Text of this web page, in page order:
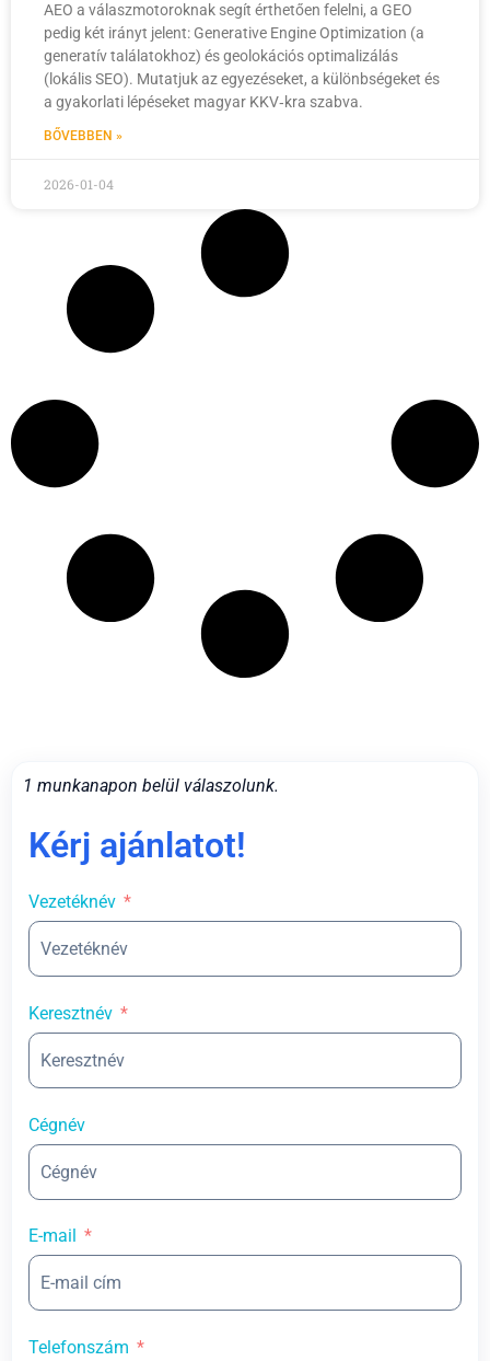
AEO a válaszmotoroknak segít érthetően felelni, a GEO
pedig két irányt jelent: Generative Engine Optimization (a
generatív találatokhoz) és geolokációs optimalizálás
(lokális SEO). Mutatjuk az egyezéseket, a különbségeket és
a gyakorlati lépéseket magyar KKV‑kra szabva.
BŐVEBBEN »
2026-01-04
1 munkanapon belül válaszolunk.
Kérj ajánlatot!
Vezetéknév
Keresztnév
Cégnév
E-mail
Telefonszám